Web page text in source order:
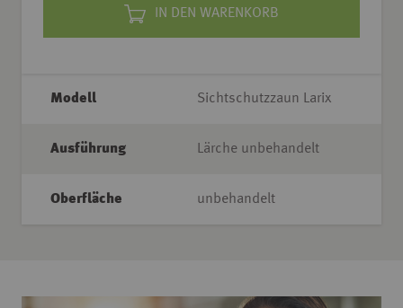
IN DEN WARENKORB
Modell Sichtschutzzaun Larix
Ausführung Lärche unbehandelt
Oberfläche unbehandelt